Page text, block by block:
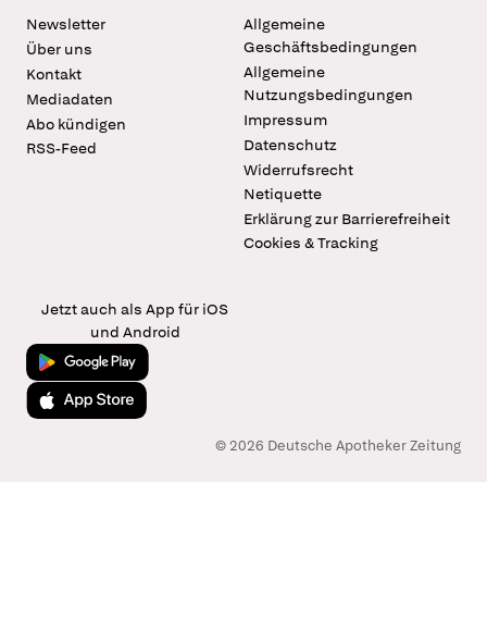
Newsletter
Über uns
Kontakt
Mediadaten
Abo kündigen
RSS-Feed
Allgemeine
Geschäftsbedingungen
Allgemeine
Nutzungsbedingungen
Impressum
Datenschutz
Widerrufsrecht
Netiquette
Erklärung zur Barrierefreiheit
Cookies & Tracking
Jetzt auch als App für iOS
und Android
Jetzt bei Google Play
Laden im App Store
© 2026 Deutsche Apotheker Zeitung